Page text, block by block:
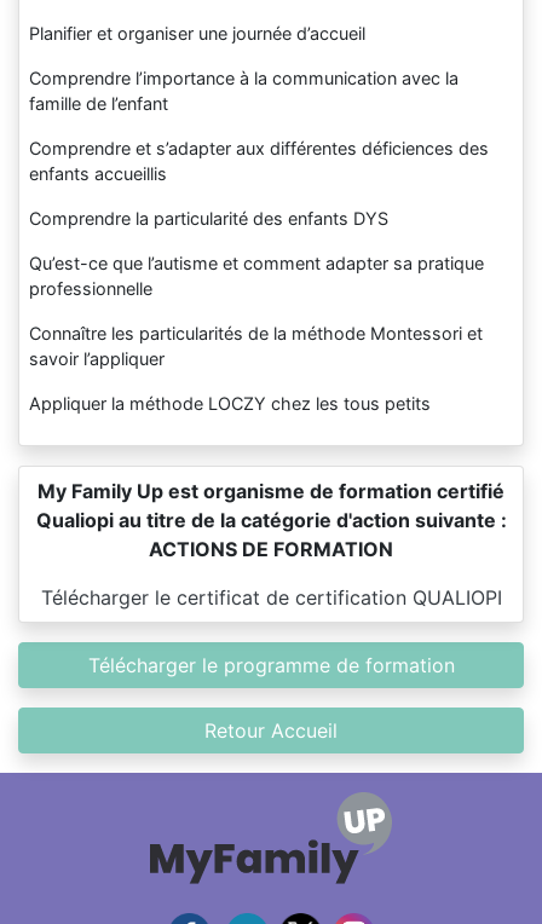
Planifier et organiser une journée d’accueil
Comprendre l’importance à la communication avec la
famille de l’enfant
Comprendre et s’adapter aux différentes déficiences des
enfants accueillis
Comprendre la particularité des enfants DYS
Qu’est-ce que l’autisme et comment adapter sa pratique
professionnelle
Connaître les particularités de la méthode Montessori et
savoir l’appliquer
Appliquer la méthode LOCZY chez les tous petits
My Family Up est organisme de formation certifié
Qualiopi au titre de la catégorie d'action suivante :
ACTIONS DE FORMATION
Télécharger le certificat de certification QUALIOPI
Télécharger le programme de formation
Retour Accueil